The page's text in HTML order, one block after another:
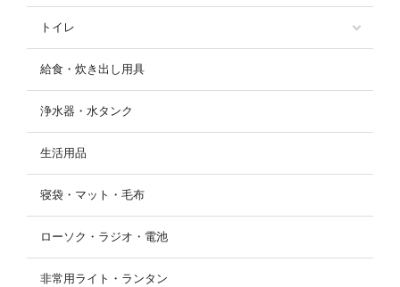
トイレ
給食・炊き出し用具
浄水器・水タンク
生活用品
寝袋・マット・毛布
ローソク・ラジオ・電池
非常用ライト・ランタン